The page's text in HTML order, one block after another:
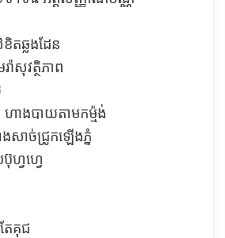
តឆ្លងដែន
ាសុវត្ថិភាព
ហាងបាយតាមកម្ម៉ង់
សាច់ជ្រូកឡើងភ្នំ
ហ្វហ្វេ
ែគុជ